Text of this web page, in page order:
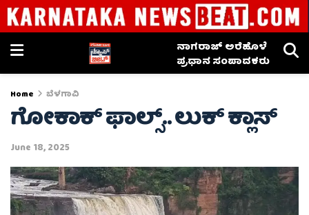
ನಾಗರಾಜ್ ಅರೆಹೊಳೆ
ಪ್ರಧಾನ ಸಂಪಾದಕರು
Home ಬೆಳಗಾವಿ
ಗೋಕಾಕ್‌ ಫಾಲ್ಸ್..‌ ಲುಕ್‌ ಕ್ಲಾಸ್‌
June 18, 2025